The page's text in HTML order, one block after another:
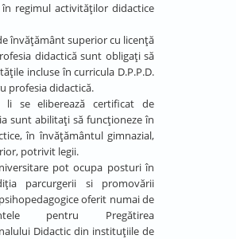
în regimul activităţilor didactice
învăţământ superior cu licenţă
didactică sunt obligaţi să
incluse în curricula D.P.P.D.
profesia didactică.
li se eliberează certificat de
sunt abilitaţi să funcţioneze în
în învăţământul gimnazial,
potrivit legii.
pot ocupa posturi în
parcurgerii si promovării
oferit numai de
pentru Pregătirea
Didactic din instituţiile de